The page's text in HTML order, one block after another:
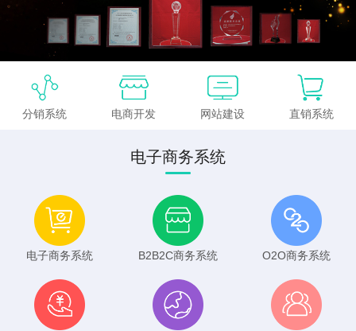
分销系统 电商开发 网站建设 直销系统
电子商务系统
电子商务系统 B2B2C商务系统 O2O商务系统